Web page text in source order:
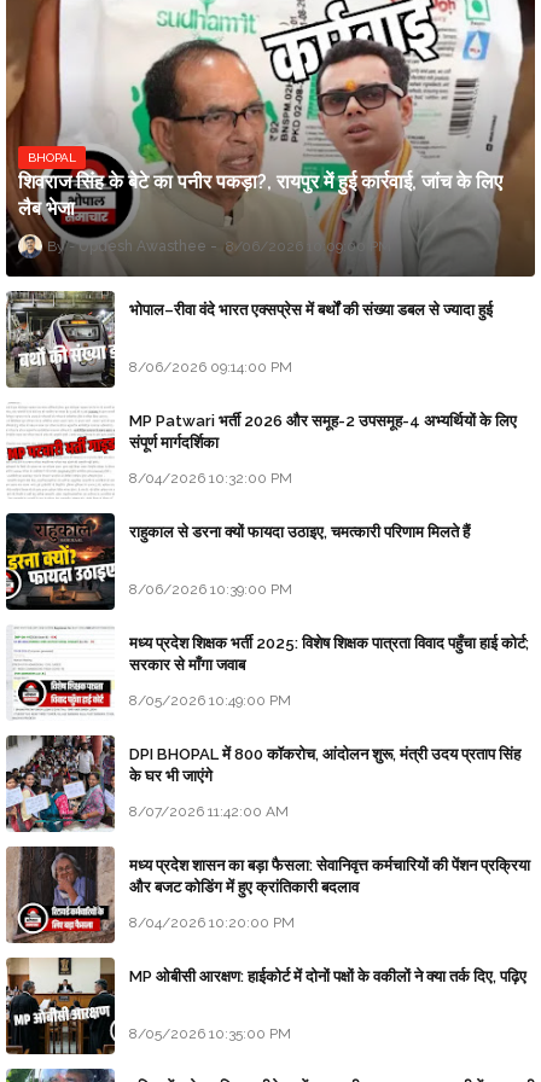
BHOPAL
शिवराज सिंह के बेटे का पनीर पकड़ा?, रायपुर में हुई कार्रवाई, जांच के लिए
लैब भेजा
Updesh Awasthee 8/06/2026 10:09:00 PM
भोपाल–रीवा वंदे भारत एक्सप्रेस में बर्थों की संख्या डबल से ज्यादा हुई
8/06/2026 09:14:00 PM
MP Patwari भर्ती 2026 और समूह-2 उपसमूह-4 अभ्यर्थियों के लिए
संपूर्ण मार्गदर्शिका
8/04/2026 10:32:00 PM
राहुकाल से डरना क्यों फायदा उठाइए, चमत्कारी परिणाम मिलते हैं
8/06/2026 10:39:00 PM
मध्य प्रदेश शिक्षक भर्ती 2025: विशेष शिक्षक पात्रता विवाद पहुँचा हाई कोर्ट;
सरकार से माँगा जवाब
8/05/2026 10:49:00 PM
DPI BHOPAL में 800 कॉकरोच, आंदोलन शुरू, मंत्री उदय प्रताप सिंह
के घर भी जाएंगे
8/07/2026 11:42:00 AM
मध्य प्रदेश शासन का बड़ा फैसला: सेवानिवृत्त कर्मचारियों की पेंशन प्रक्रिया
और बजट कोडिंग में हुए क्रांतिकारी बदलाव
8/04/2026 10:20:00 PM
MP ओबीसी आरक्षण: हाईकोर्ट में दोनों पक्षों के वकीलों ने क्या तर्क दिए, पढ़िए
8/05/2026 10:35:00 PM